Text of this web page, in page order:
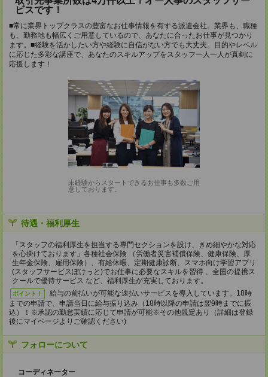
ビスです！
■常に業界トップクラスの豊富なお仕事情報を有する派遣会社。業界も、職種
も、勤務地も幅広くご用意しているので、あなたに合ったお仕事が見つかり
ます。■経験を活かしたい方や経験に自信がない方でも大丈夫。目的やレベル
に応じた多彩な講座で、あなたのスキルアップをスタッフ一人一人が真剣に
応援します！
未経験からスタートできるお仕事も多数ご用
意しております。
待遇・福利厚生
「スタッフの福利厚生を担当する専門セクションを設け、きめ細やかな対応
を心掛けております」各種社会保険 （労働者災害補償保険、健康保険、厚
生年金保険、雇用保険）、有給休暇、定期健康診断、スマホ向け学習アプリ
(スタッフサービスぽけっと)でお仕事に必要なスキルを習得 、全国の提携ス
クールで優待サービス など、福利厚生が充実しております。
ポイント！
給与の前払いが可能な速払いサービスを導入しています。18時
までの申請で、申請当日に給与振り込み（18時以降の申請は翌9時までに振
込）！※承認の勤怠実績に応じて申請が可能※その他規定あり（詳細は登録
後にマイページよりご確認ください)
フォローについて
コーディネーター